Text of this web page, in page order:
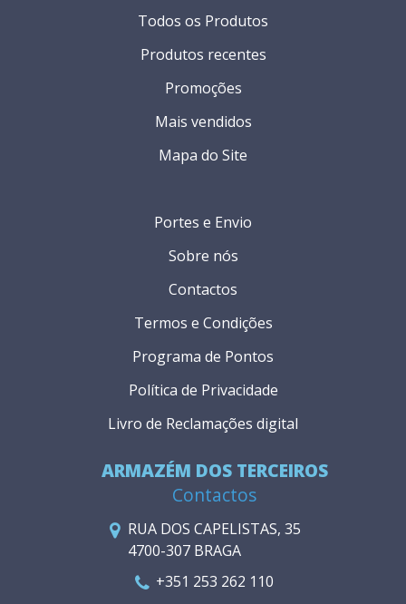
ARMAZÉM DOS TERCEIROS
Contactos
RUA DOS CAPELISTAS, 35
4700-307 BRAGA
+351 253 262 110
Portes e Envio
Sobre nós
Contactos
Termos e Condições
Programa de Pontos
Política de Privacidade
Livro de Reclamações digital
Todos os Produtos
Produtos recentes
Promoções
Mais vendidos
Mapa do Site